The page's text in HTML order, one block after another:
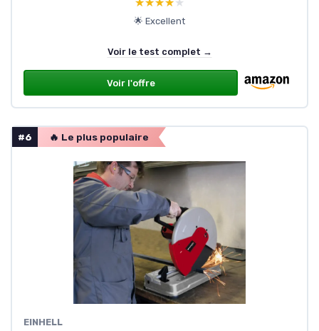
🌟 Excellent
Voir le test complet →
Voir l'offre
#6 🔥 Le plus populaire
EINHELL